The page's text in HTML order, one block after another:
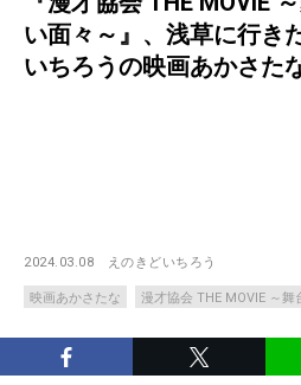
い面々～』、浅草に行き
いちろうの映画あかさた
2024.03.08 えのきどいちろう
映画あかさたな 漫才協会 THE MOVIE ～舞